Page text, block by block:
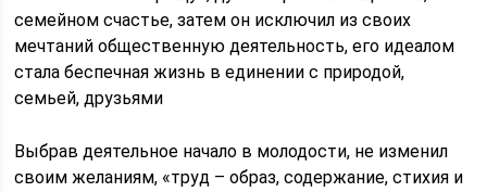
семейном счастье, затем он исключил из своих
мечтаний общественную деятельность, его идеалом
стала беспечная жизнь в единении с природой,
семьей, друзьями
Выбрав деятельное начало в молодости, не изменил
своим желаниям, «труд – образ, содержание, стихия и